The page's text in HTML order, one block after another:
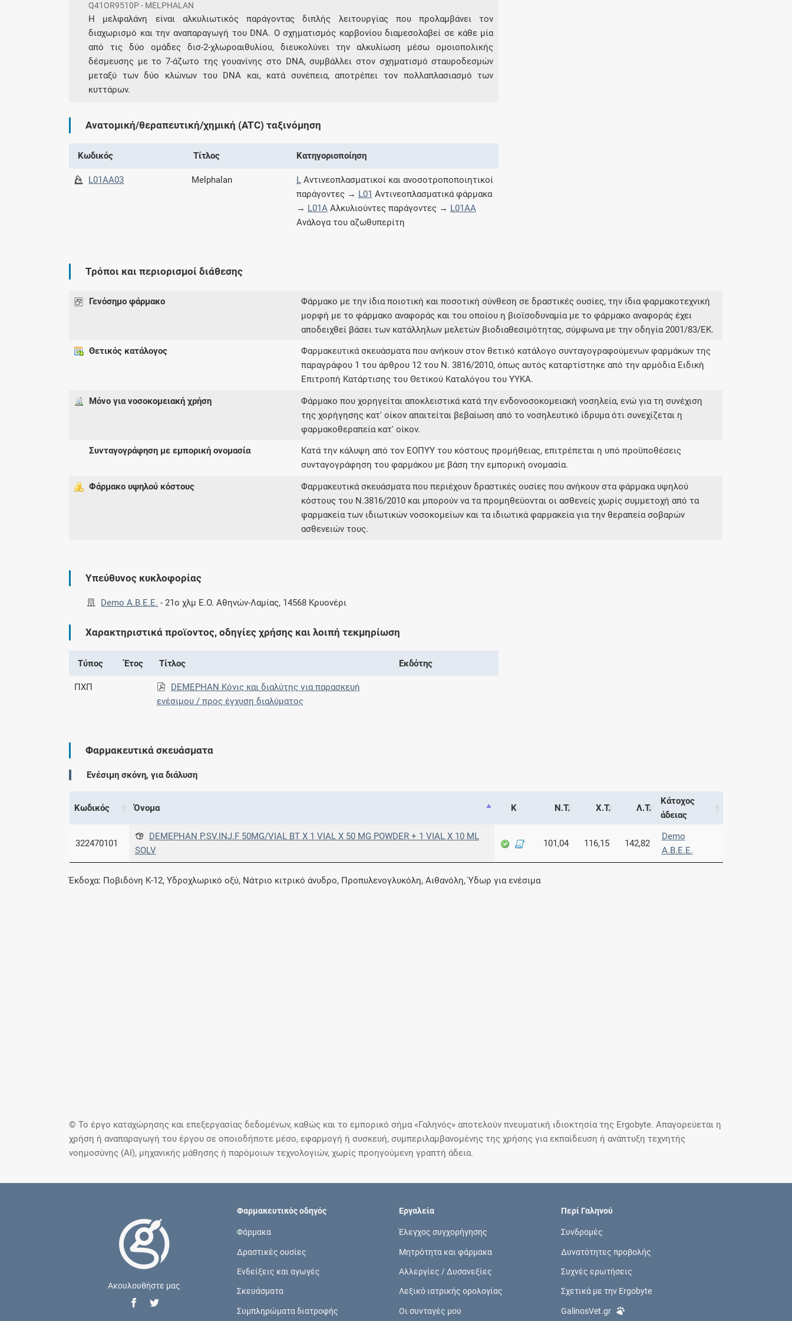
Συνδρομές
Μάθετε περισσότερα για τα οφέλη και τις
επιπλέον παροχές των συνδρομητικών
Ενδείξεις και αγωγές
Βρείτε θεραπευτικές ενδείξεις και αγωγές για
νόσους, συμπτώματα και ιατρικές πράξεις
σήμερα
Q41OR9510P - MELPHALAN
Η μελφαλάνη είναι αλκυλιωτικός παράγοντας διπλής λειτουργίας που προλαμβάνει τον
διαχωρισμό και την αναπαραγωγή του DNA. Ο σχηματισμός καρβονίου διαμεσολαβεί σε κάθε μία
από τις δύο ομάδες δισ-2-χλωροαιθυλίου, διευκολύνει την αλκυλίωση μέσω ομοιοπολικής
δέσμευσης με το 7-άζωτο της γουανίνης στο DNA, συμβάλλει στον σχηματισμό σταυροδεσμών
μεταξύ των δύο κλώνων του DNA και, κατά συνέπεια, αποτρέπει τον πολλαπλασιασμό των
κυττάρων.
Ανατομική/θεραπευτική/χημική (ATC) ταξινόμηση
Κωδικός Τίτλος Κατηγοριοποίηση
L01AA03 Melphalan LΑντινεοπλασματικοί και ανοσοτροποποιητικοί
παράγοντες → L01 Αντινεοπλασματικά φάρμακα
→ L01AΑλκυλιούντες παράγοντες → L01AA
Ανάλογα του αζωθυπερίτη
Τρόποι και περιορισμοί διάθεσης
Γενόσημο φάρμακο
Φάρμακο με την ίδια ποιοτική και ποσοτική σύνθεση σε δραστικές ουσίες, την ίδια φαρμακοτεχνική
μορφή με το φάρμακο αναφοράς και του οποίου η βιοϊσοδυναμία με το φάρμακο αναφοράς έχει
αποδειχθεί βάσει των κατάλληλων μελετών βιοδιαθεσιμότητας, σύμφωνα με την οδηγία 2001/83/ΕΚ.
Θετικός κατάλογος
Φαρμακευτικά σκευάσματα που ανήκουν στον θετικό κατάλογο συνταγογραφούμενων φαρμάκων της
παραγράφου 1 του άρθρου 12 του Ν. 3816/2010, όπως αυτός καταρτίστηκε από την αρμόδια Ειδική
Επιτροπή Κατάρτισης του Θετικού Καταλόγου του ΥΥΚΑ.
Μόνο για νοσοκομειακή χρήση
Φάρμακο που χορηγείται αποκλειστικά κατά την ενδονοσοκομειακή νοσηλεία, ενώ για τη συνέχιση
της χορήγησης κατ' οίκον απαιτείται βεβαίωση από το νοσηλευτικό ίδρυμα ότι συνεχίζεται η
φαρμακοθεραπεία κατ' οίκον.
Συνταγογράφηση με εμπορική ονομασία
Κατά την κάλυψη από τον ΕΟΠΥΥ του κόστους προμήθειας, επιτρέπεται η υπό προϋποθέσεις
συνταγογράφηση του φαρμάκου με βάση την εμπορική ονομασία.
Φάρμακο υψηλού κόστους
Φαρμακευτικά σκευάσματα που περιέχουν δραστικές ουσίες που ανήκουν στα φάρμακα υψηλού
κόστους του Ν.3816/2010 και μπορούν να τα προμηθεύονται οι ασθενείς χωρίς συμμετοχή από τα
φαρμακεία των ιδιωτικών νοσοκομείων και τα ιδιωτικά φαρμακεία για την θεραπεία σοβαρών
ασθενειών τους.
Υπεύθυνος κυκλοφορίας
Demo Α.Β.Ε.Ε. -21ο χλμ Ε.Ο. Αθηνών-Λαμίας, 14568 Κρυονέρι
Χαρακτηριστικά προϊοντος, οδηγίες χρήσης και λοιπή τεκμηρίωση
Τύπος Έτος Τίτλος Εκδότης
ΠΧΠ
DEMEPHAN Κόνις και διαλύτης για παρασκευή
ενέσιμου / προς έγχυση διαλύματος
Φαρμακευτικά σκευάσματα
Ενέσιμη σκόνη, για διάλυση
Κωδικός Όνομα Κ Ν.Τ. Χ.Τ. Λ.Τ.
Κάτοχος
άδειας
322470101
DEMEPHAN P.SV.INJ.F 50MG/VIAL BT X 1 VIAL X 50 MG POWDER + 1 VIAL X 10 ML
SOLV
101,04 116,15 142,82
Demo
Α.Β.Ε.Ε.
Έκδοχα: Ποβιδόνη K-12, Υδροχλωρικό οξύ, Νάτριο κιτρικό άνυδρο, Προπυλενογλυκόλη, Αιθανόλη, Ύδωρ για ενέσιμα
© Το έργο καταχώρησης και επεξεργασίας δεδομένων, καθώς και το εμπορικό σήμα «Γαληνός» αποτελούν πνευματική ιδιοκτησία της Ergobyte. Απαγορεύεται η
χρήση ή αναπαραγωγή του έργου σε οποιοδήποτε μέσο, εφαρμογή ή συσκευή, συμπεριλαμβανομένης της χρήσης για εκπαίδευση ή ανάπτυξη τεχνητής
νοημοσύνης (AI), μηχανικής μάθησης ή παρόμοιων τεχνολογιών, χωρίς προηγούμενη γραπτή άδεια.
Ακουλουθήστε μας
Φαρμακευτικός οδηγός
Φάρμακα
Δραστικές ουσίες
Ενδείξεις και αγωγές
Σκευάσματα
Συμπληρώματα διατροφής
Εργαλεία
Έλεγχος συγχορήγησης
Μητρότητα και φάρμακα
Αλλεργίες / Δυσανεξίες
Λεξικό ιατρικής ορολογίας
Οι συνταγές μου
Περί Γαληνού
Συνδρομές
Δυνατότητες προβολής
Συχνές ερωτήσεις
Σχετικά με την Ergobyte
GalinosVet.gr